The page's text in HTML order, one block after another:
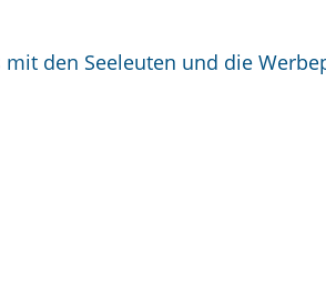
mit den Seeleuten und die